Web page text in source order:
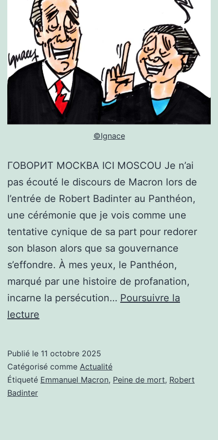
©Ignace
ГОВОРИТ МОСКВА ICI MOSCOU Je n’ai
pas écouté le discours de Macron lors de
l’entrée de Robert Badinter au Panthéon,
une cérémonie que je vois comme une
tentative cynique de sa part pour redorer
son blason alors que sa gouvernance
s’effondre. À mes yeux, le Panthéon,
marqué par une histoire de profanation,
incarne la persécution… Poursuivre la
lecture
LES
CRIMINELS
Publié le 11 octobre 2025
Catégorisé comme Actualité
Étiqueté Emmanuel Macron, Peine de mort, Robert
Badinter